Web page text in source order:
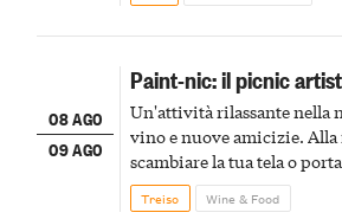
08 AGO
09 AGO
Paint-nic: il picnic
Un'attività rilassante nella
vino e nuove amicizie.
scambiare la tua tela o
Treiso Wine & Food